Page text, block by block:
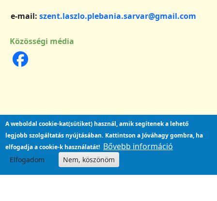
e-mail: szent.laszlo.plebania.sarvar@gmail.com
Közösségi média
A weboldal cookie-kat(sütiket) használ, amik segítenek a lehető
legjobb szolgáltatás nyújtásában. Kattintson a Jóváhagy gombra, ha
elfogadja a cookie-k használatát! Bővebb információ
Elfogadom Nem, köszönöm